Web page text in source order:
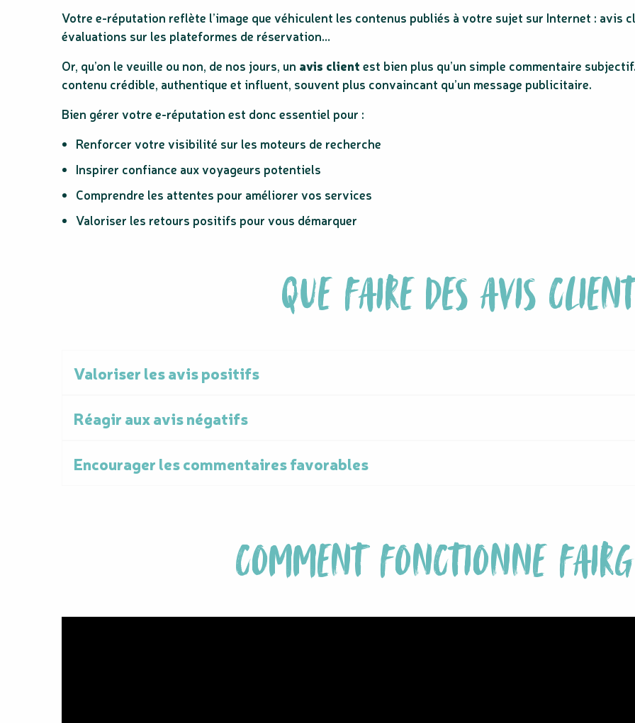
Votre e-réputation reflète l’image que véhiculent les contenus publiés à votre sujet sur Internet : avis
évaluations sur les plateformes de réservation…
Or, qu’on le veuille ou non, de nos jours, un avis client est bien plus qu’un simple commentaire
contenu crédible, authentique et influent, souvent plus convaincant qu’un message publicitaire.
Bien gérer votre e-réputation est donc essentiel pour :
Renforcer votre visibilité sur les moteurs de recherche
Inspirer confiance aux voyageurs potentiels
Comprendre les attentes pour améliorer vos services
Valoriser les retours positifs pour vous démarquer
QUE FAIRE DES AVIS
Valoriser les avis positifs
Réagir aux avis négatifs
Encourager les commentaires favorables
COMMENT FONCTIONNE